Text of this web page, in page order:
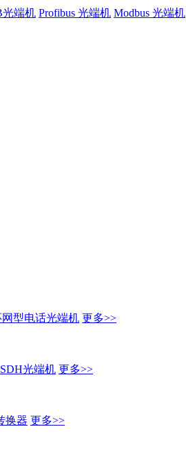
光端机 Profibus 光端机 Modbus 光端机
网型电话光端机 更多>>
SDH光端机 更多>>
换器 更多>>